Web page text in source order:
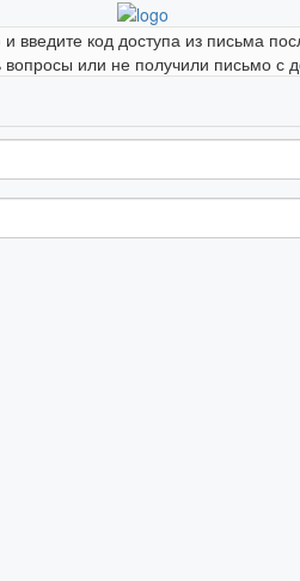
введите код доступа из письма
или не получили письмо